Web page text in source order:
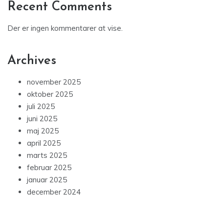
Recent Comments
Der er ingen kommentarer at vise.
Archives
november 2025
oktober 2025
juli 2025
juni 2025
maj 2025
april 2025
marts 2025
februar 2025
januar 2025
december 2024